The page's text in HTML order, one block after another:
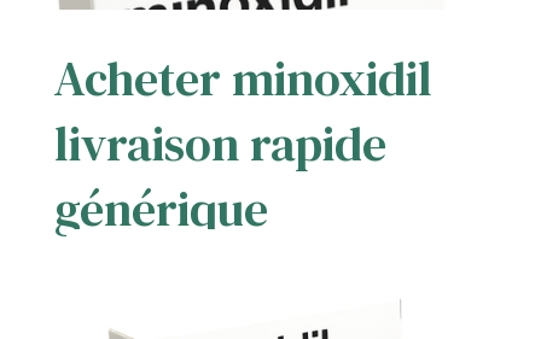
Acheter minoxidil
livraison rapide
générique